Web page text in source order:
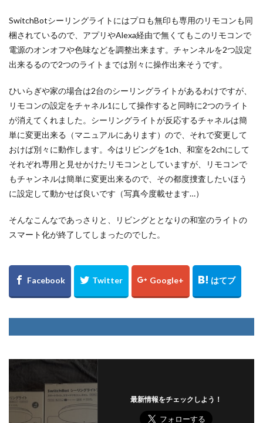
SwitchBotシーリングライトにはプロも無印も専用のリモコンも同
梱されているので、アプリやAlexa経由で無くてもこのリモコンで
電源のオンオフや色味などを調整出来ます。チャンネルを2つ設定
出来るるので2つのライトまでは別々に操作出来そうです。
ひいらぎや家の場合は2台のシーリングライトがあるわけですが、
リモコンの設定をチャネル1にして操作すると同時に2つのライト
が消えてくれました。シーリングライトが反応するチャネルは簡
単に変更出来る（マニュアルにあります）ので、それで変更して
おけば別々に動作します。今はリビングを1ch、和室を2chにして
それぞれ専用と見せかけたリモコンとしていますが、リモコンで
もチャンネルは簡単に変更出来るので、その都度捜査したいほう
に設定して動かせば良いです（写真今度載せます…）
そんなこんなであっさりと、リビングととなりの和室のライトの
スマート化が終了してしまったのでした。
最新情報をチェックしよう！